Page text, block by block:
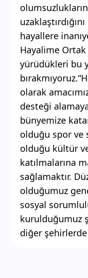
hayallere
Hayalime
yürüdükleri bu
olarak
desteği
bünyemize
olduğu spor ve
olduğu kültür
katılmalarına
sağlamaktır.
olduğumuz
sosyal
kurulduğumuz
diğer